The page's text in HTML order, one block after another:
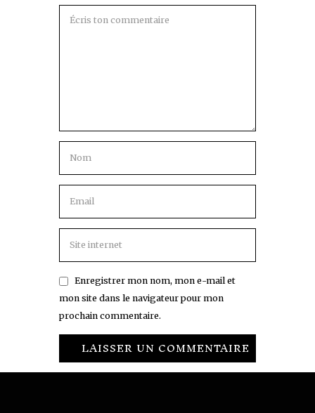
Enregistrer mon nom, mon e-mail et
mon site dans le navigateur pour mon
prochain commentaire.